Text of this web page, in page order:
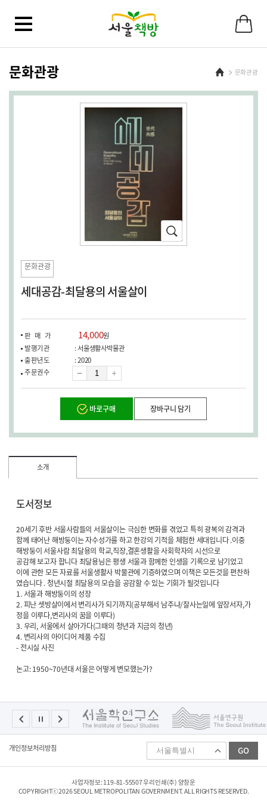
메
문화관광 Home문화관광
확
대
문화관광
세대공감-최달용의 서울살이
판매가 14,000원
발행기관
: 서울생활사박물관
출판년도
: 2020
주문권수
량
바로구매 장바구니 담기
소개
도서정보
20세기 후반 서울사람들의 서울살이는 극심한 변화를 겪었고 특히 광복의 감격과
함께 태어난 해방둥이는 자수성가를 하고 한강의 기적을 체험한 세대입니다 .이중
해방둥이 서울사람 최달용의 학교,직장,결혼생활을 사회학자의 시선으로
공감해 보고자 합니다 최달용님은 평생 서울과 함께한 인생을 기록으로 남기었고
이에 관한 모든 자료를 서울생활사 박물관에 기증하였으며 이책은 모든것을 편찬하
였습니다 . 청년시절 최달용의 모습을 공감할 수 있는 기회가 될것입니다
1. 서울과 해방둥이의 성장
2. 피난 셋방살이에서 변리사가 되기까지(공부해서 남주냐/잘사는일에 앞장서자,가
정을 이루다,변리사의 꿈을 이루다)
3. 우리, 서울에서 살아가다(그때의 청년과 지금의 청년)
4. 변리사의 아이디어 제품 수집
- 전시실 사진
논고: 1950~70년대 서울은 어떻게 변모했는가?
개인정보처리방침
패
리
이
트
선
GO
사업자정보: 119-81-55507 우리인쇄(주) 양창운
COPYRIGHTⓒ2026 SEOUL METROPOLITAN GOVERNMENT. ALL RIGHTS RESERVED.